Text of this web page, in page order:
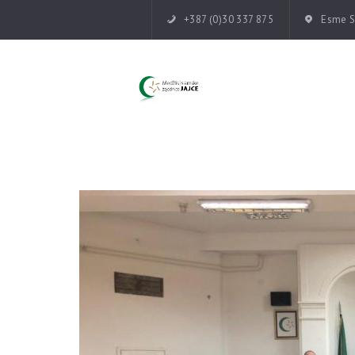
+387 (0)30 337 875 Esme